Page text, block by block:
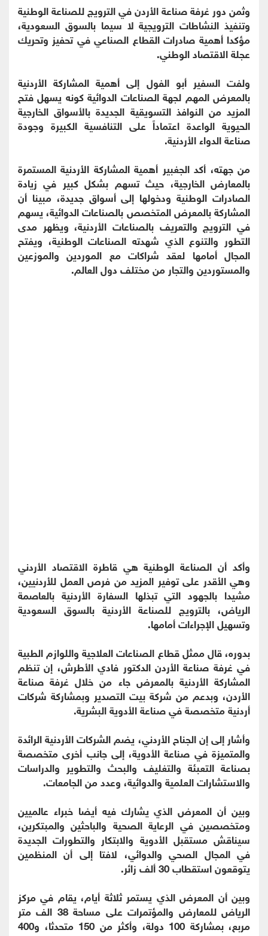
وثمن دور غرفة صناعة الأردن في الترويج للصناعة الوطنية
وتنفيذ النشاطات الترويجية لا سيما بالسوق السعودية،
مؤكدا أهمية صادرات القطاع الصناعي في تحفيز وتحريك
عجلة الاقتصاد الوطني.
ولفت السفير أبو الفول إلى أهمية المشاركة الأردنية
بالمعرض المهم لجهة الصناعات الدوائية كونه يسهل فتح
المزيد من النوافذ التسويقية الجديدة بالأسواق الخارجية
الحيوية الواعدة اعتماداً على التنافسية الكبيرة وجودة
صناعة الدواء الأردنية.
من جهته، أكد الجغبير أهمية المشاركة الأردنية المستمرة
بالمعارض الخارجية، حيث تسهم بشكل كبير في زيادة
الصادرات الوطنية ودخولها إلى أسواق جديدة، مبينا أن
المشاركة بالمعرض المتخصص بالصناعات الدوائية، يسهم
في الترويج والتعريف بالصناعات الأردنية، ويظهر مدى
التطور والتنوع الذي شهدته الصناعات الوطنية، ويفتح
المجال أمامها لعقد شراكات مع الموردين والموزعين
والمستوردين والتجار من مختلف دول العالم.
وأكد أن الصناعة الوطنية هي قاطرة الاقتصاد الأردني
وهي الأقدر على توفير المزيد من فرص العمل للأردنيين،
مشيدا بالجهود التي تبذلها السفارة الأردنية بالعاصمة
الرياض، بالترويج للصناعة الأردنية بالسوق السعودية
وتسهيل الإجراءات أمامها.
بدوره، قال ممثل قطاع الصناعات العلاجية واللوازم الطبية
في غرفة صناعة الأردن الدكتور فادي الأطرش، إن تنظم
المشاركة الأردنية بالمعرض جاء من خلال غرفة صناعة
الأردن، وبدعم من شركة بيت التصدير وبمشاركة شركات
أردنية متخصصة في صناعة الأدوية البشرية.
وأشار إلى إن الجناح الأردني، يضم الشركات الأردنية الرائدة
والمتميزة في صناعة الأدوية، إلى جانب أخرى متخصصة
بصناعة التعبئة والتغليف والبحث والتطوير والدراسات
والاستشارات العلمية والدوائية، وعدد من الجامعات.
وبين أن المعرض الذي يشارك فيه أيضا خبراء عالميين
ومتخصصين في الرعاية الصحية والباحثين والمبتكرين،
سيناقش مستقبل الأدوية والابتكار والتطورات الجديدة
في المجال الصحي والدوائي، لافتا إلى أن المنظمين
يتوقعون استقطاب 30 ألف زائر.
وبين أن المعرض الذي يستمر ثلاثة أيام، يقام في مركز
الرياض للمعارض والمؤتمرات على مساحة 38 الف متر
مربع، بمشاركة 100 دولة، وأكثر من 150 متحدثا، و400